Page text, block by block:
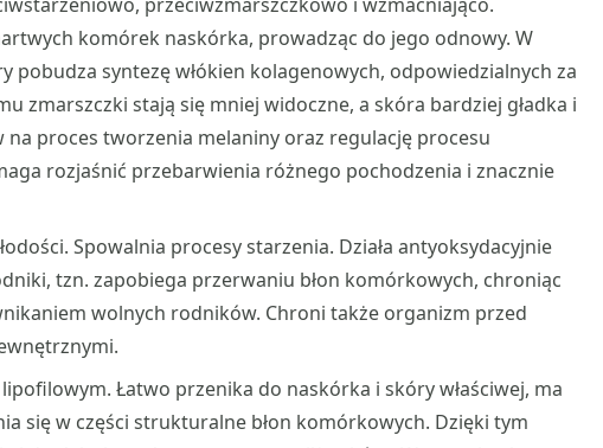
komórek naskórka, prowadząc do jego odnowy. W
pobudza syntezę włókien kolagenowych, odpowiedzialnych za
zmarszczki stają się mniej widoczne, a skóra bardziej gładka i
na proces tworzenia melaniny oraz regulację procesu
rozjaśnić przebarwienia różnego pochodzenia i znacznie
Spowalnia procesy starzenia. Działa antyoksydacyjnie
tzn. zapobiega przerwaniu błon komórkowych, chroniąc
wolnych rodników. Chroni także organizm przed
Łatwo przenika do naskórka i skóry właściwej, ma
się w części strukturalne błon komórkowych. Dzięki tym